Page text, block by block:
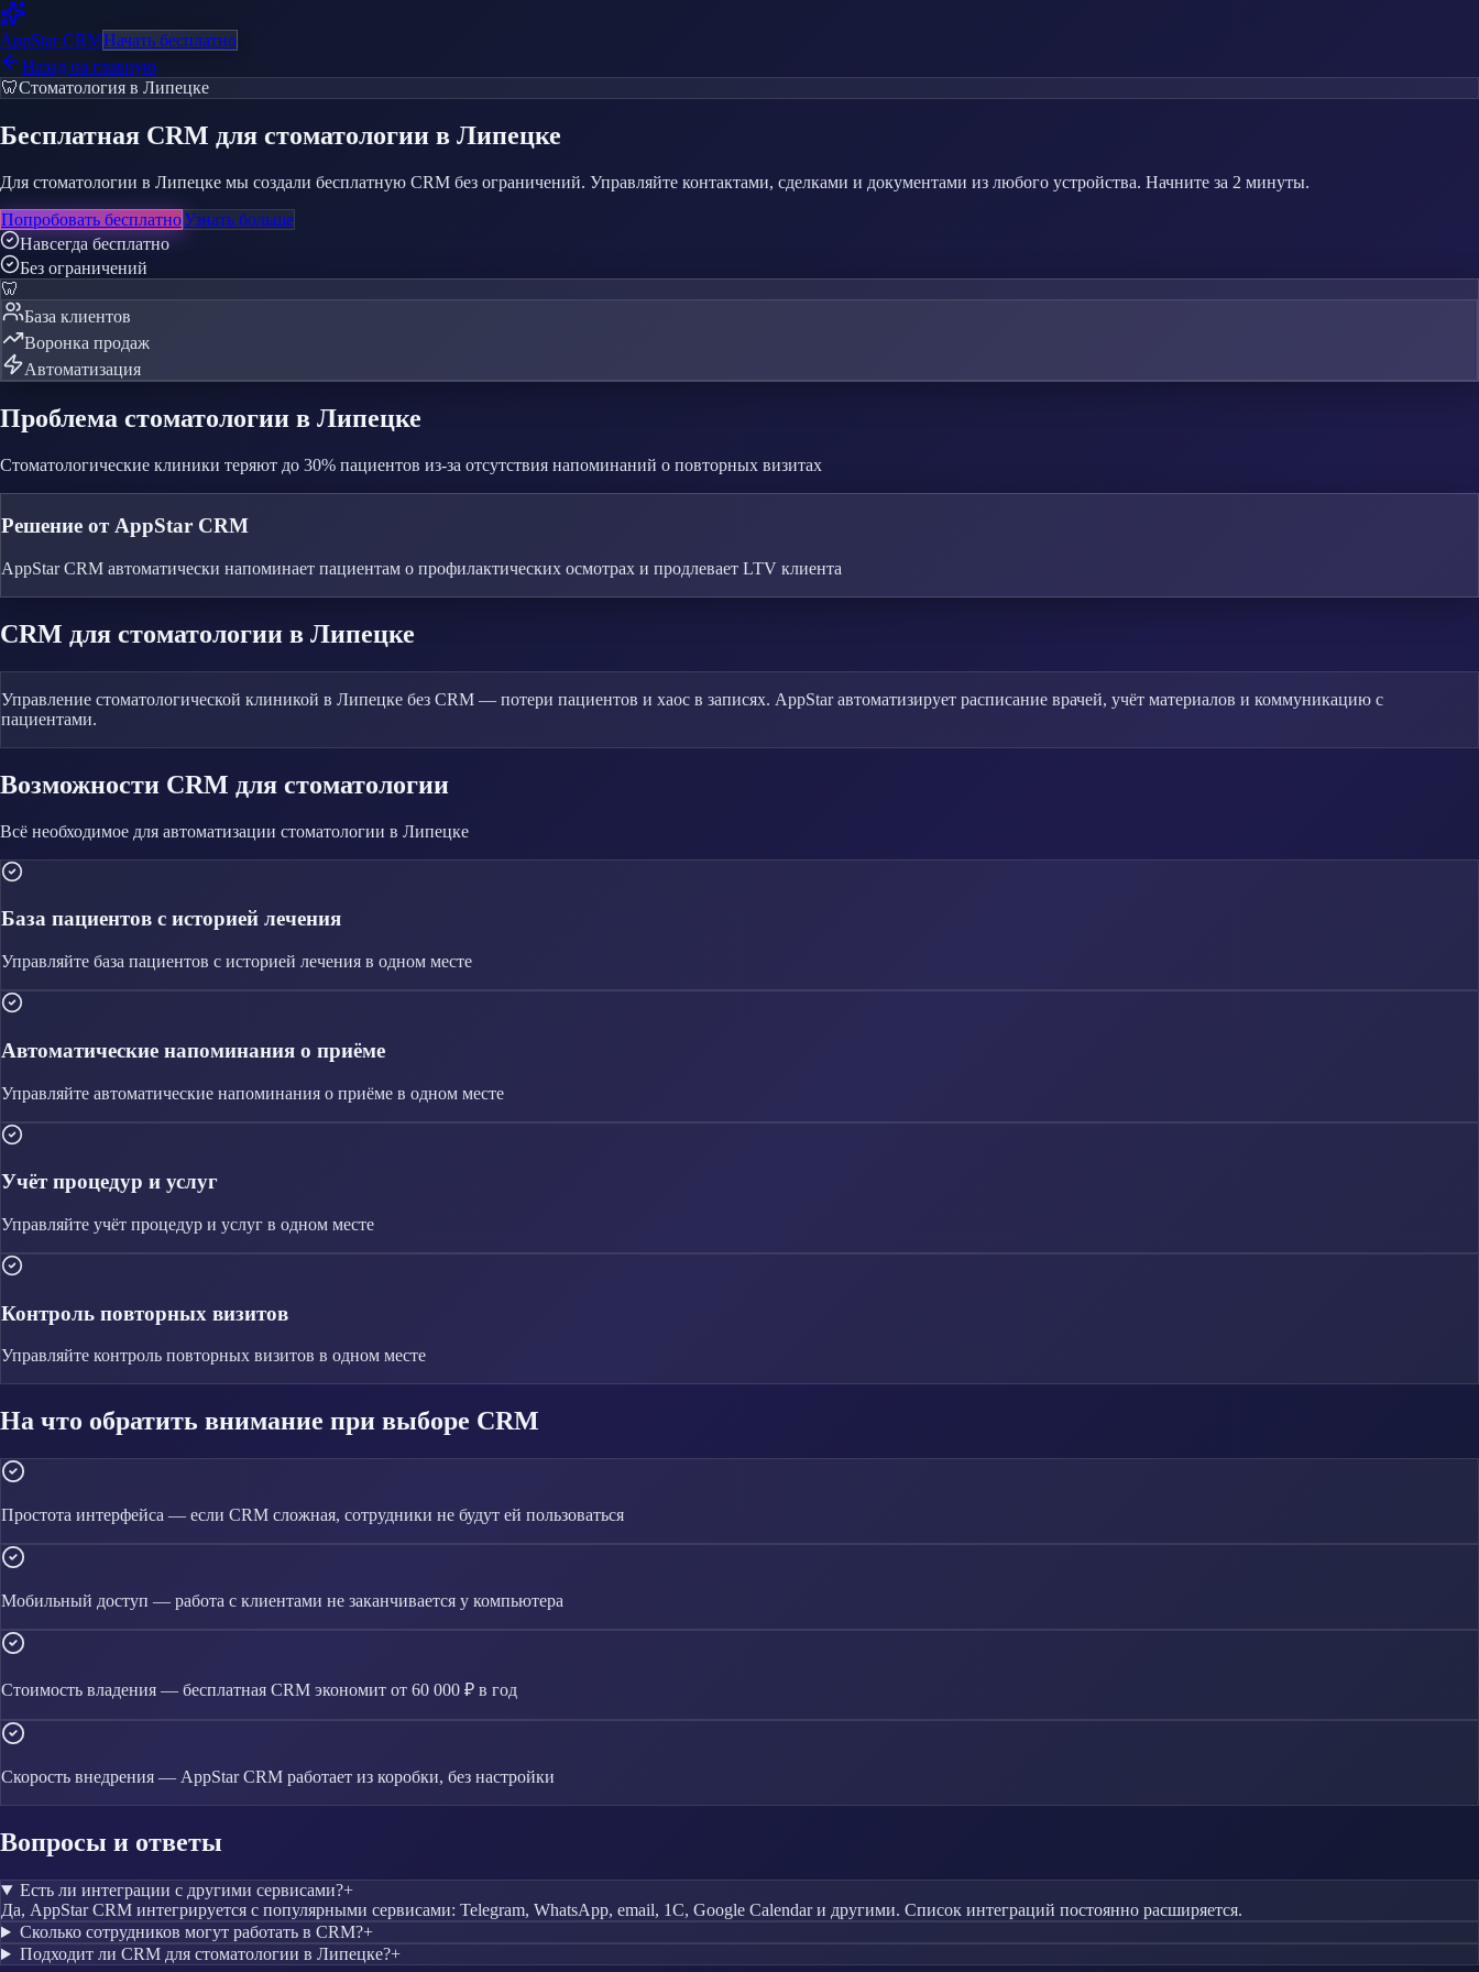
AppStarCRMНачать бесплатно
Назад на главную
🦷Стоматология в Липецке
Бесплатная CRM для стоматологии в Липецке
Для стоматологии в Липецке мы создали бесплатную CRM без ограничений. Управляйте контактами, сделками и документами из любого устройства. Начните за 2 минуты.
Попробовать бесплатноУзнать больше
Навсегда бесплатно
Без ограничений
🦷
База клиентов
Воронка продаж
Автоматизация
Проблема стоматологии в Липецке
Стоматологические клиники теряют до 30% пациентов из-за отсутствия напоминаний о повторных визитах
Решение от AppStar CRM
AppStar CRM автоматически напоминает пациентам о профилактических осмотрах и продлевает LTV клиента
CRM для стоматологии в Липецке
Управление стоматологической клиникой в Липецке без CRM — потери пациентов и хаос в записях. AppStar автоматизирует расписание врачей, учёт материалов и коммуникацию с
пациентами.
Возможности CRM для стоматологии
Всё необходимое для автоматизации стоматологии в Липецке
База пациентов с историей лечения
Управляйте база пациентов с историей лечения в одном месте
Автоматические напоминания о приёме
Управляйте автоматические напоминания о приёме в одном месте
Учёт процедур и услуг
Управляйте учёт процедур и услуг в одном месте
Контроль повторных визитов
Управляйте контроль повторных визитов в одном месте
На что обратить внимание при выборе CRM
Простота интерфейса — если CRM сложная, сотрудники не будут ей пользоваться
Мобильный доступ — работа с клиентами не заканчивается у компьютера
Стоимость владения — бесплатная CRM экономит от 60 000 ₽ в год
Скорость внедрения — AppStar CRM работает из коробки, без настройки
Вопросы и ответы
Есть ли интеграции с другими сервисами?+
Да, AppStar CRM интегрируется с популярными сервисами: Telegram, WhatsApp, email, 1С, Google Calendar и другими. Список интеграций постоянно расширяется.
Сколько сотрудников могут работать в CRM?+
Подходит ли CRM для стоматологии в Липецке?+